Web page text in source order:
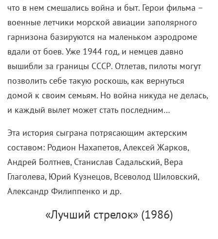
что в нем смешались война и быт. Герои фильма –
военные летчики морской авиации заполярного
гарнизона базируются на маленьком аэродроме
вдали от боев. Уже 1944 год, и немцев давно
вышибли за границы СССР. Отлетав, пилоты могут
позволить себе такую роскошь, как вернуться
домой к своим семьям. Но война никуда не делась,
и каждый вылет может стать последним…
Эта история сыграна потрясающим актерским
составом: Родион Нахапетов, Алексей Жарков,
Андрей Болтнев, Станислав Садальский, Вера
Глаголева, Юрий Кузнецов, Всеволод Шиловский,
Александр Филиппенко и др.
«Лучший стрелок» (1986)